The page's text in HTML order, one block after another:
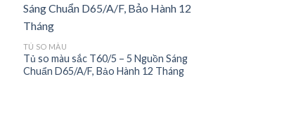
wishlist
TỦ SO MÀU
Tủ so màu sắc T60/5 – 5 Nguồn Sáng
Chuẩn D65/A/F, Bảo Hành 12 Tháng